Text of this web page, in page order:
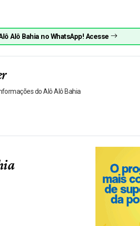
Alô Bahia no WhatsApp! Acesse
do Alô Alô Bahia